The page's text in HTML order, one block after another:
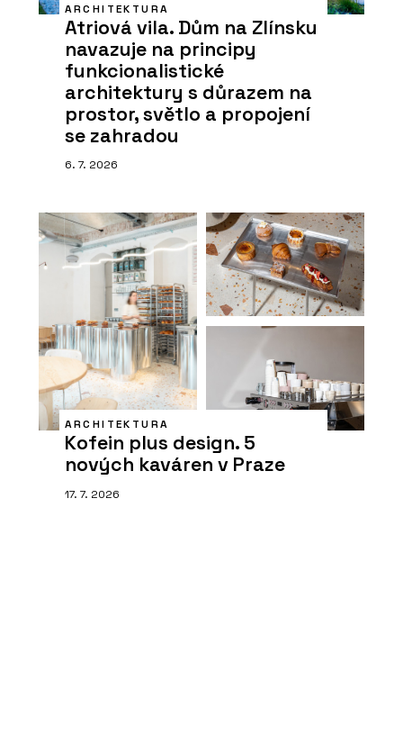
ARCHITEKTURA
Atriová vila. Dům na Zlínsku
navazuje na principy
funkcionalistické
architektury s důrazem na
prostor, světlo a propojení
se zahradou
6. 7. 2026
ARCHITEKTURA
Kofein plus design. 5
nových kaváren v Praze
17. 7. 2026